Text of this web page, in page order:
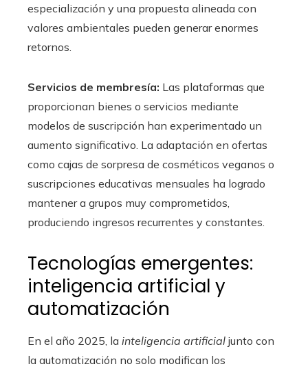
especialización y una propuesta alineada con
valores ambientales pueden generar enormes
retornos.
Servicios de membresía: Las plataformas que
proporcionan bienes o servicios mediante
modelos de suscripción han experimentado un
aumento significativo. La adaptación en ofertas
como cajas de sorpresa de cosméticos veganos o
suscripciones educativas mensuales ha logrado
mantener a grupos muy comprometidos,
produciendo ingresos recurrentes y constantes.
Tecnologías emergentes:
inteligencia artificial y
automatización
En el año 2025, la inteligencia artificial junto con
la automatización no solo modifican los